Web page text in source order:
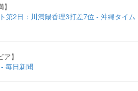
第2日：川満陽香理3打差7位 - 沖縄タイム
】
毎日新聞